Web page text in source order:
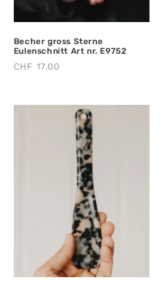
Becher gross Sterne
Eulenschnitt Art nr. E9752
CHF 17.00